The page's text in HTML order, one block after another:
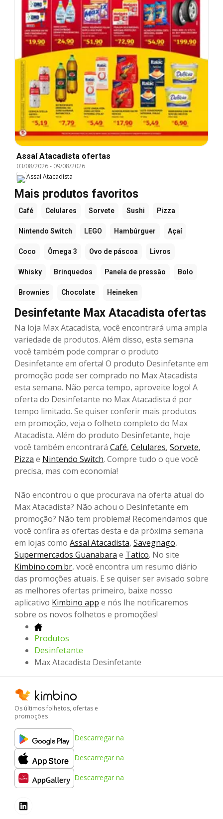
Assaí Atacadista ofertas
03/08/2026- 09/08/2026
Assaí Atacadista
Mais produtos favoritos
Café Celulares Sorvete Sushi Pizza
Nintendo Switch LEGO Hambúrguer Açaí
Coco Ômega 3 Ovo de páscoa Livros
Whisky Brinquedos Panela de pressão Bolo
Brownies Chocolate Heineken
Desinfetante Max Atacadista ofertas
Na loja Max Atacadista, você encontrará uma ampla
variedade de produtos. Além disso, esta semana
você também pode comprar o produto
Desinfetante em oferta! O produto Desinfetante em
promoção pode ser comprado no Max Atacadista
esta semana. Não perca tempo, aproveite logo! A
oferta do Desinfetante no Max Atacadista é por
tempo limitado. Se quiser conferir mais produtos
em promoção, veja o folheto completo do Max
Atacadista. Além do produto Desinfetante, hoje
você também encontrará Café, Celulares, Sorvete,
Pizza e Nintendo Switch. Compre tudo o que você
precisa, mas com economia!
Não encontrou o que procurava na oferta atual do
Max Atacadista? Não achou o Desinfetante em
promoção? Não tem problema! Recomendamos que
você confira as ofertas desta e da próxima semana
em lojas como Assaí Atacadista, Savegnago,
Supermercados Guanabara e Tatico. No site
Kimbino.com.br, você encontra um resumo diário
das promoções atuais. E se quiser ser avisado sobre
as melhores ofertas primeiro, baixe nosso
aplicativo Kimbino app e nós lhe notificaremos
sobre os novos folhetos e promoções!
Produtos
Desinfetante
Max Atacadista Desinfetante
Os últimos folhetos, ofertas e
promoções
Descarregar na
Descarregar na
Descarregar na